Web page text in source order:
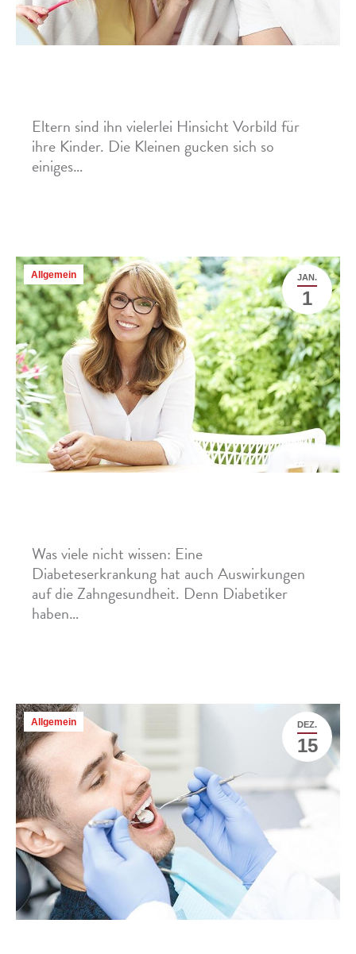
Eltern sind ihn vielerlei Hinsicht Vorbild für
ihre Kinder. Die Kleinen gucken sich so
einiges…
JAN.
1
Allgemein
Was viele nicht wissen: Eine
Diabeteserkrankung hat auch Auswirkungen
auf die Zahngesundheit. Denn Diabetiker
haben…
DEZ.
15
Allgemein